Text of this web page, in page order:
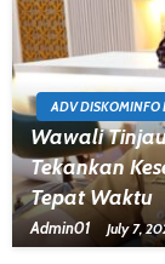
ADV DISKOMINFO
Wawali
Tekankan
Tepat Waktu
Admin01 July 7,